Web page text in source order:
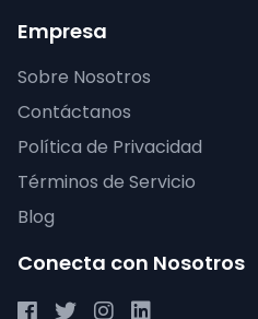
Empresa
Sobre Nosotros
Contáctanos
Política de Privacidad
Términos de Servicio
Blog
Conecta con Nosotros